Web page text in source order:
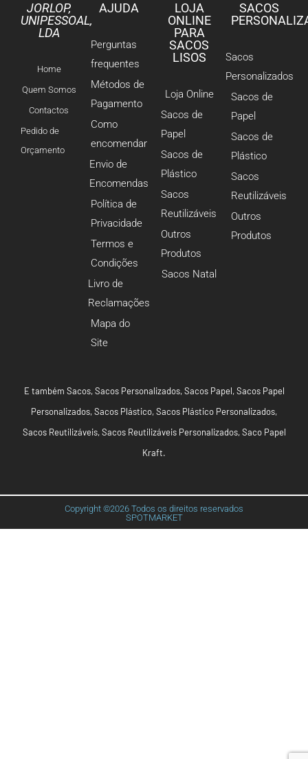
JORLOP,
UNIPESSOAL,
LDA
Home
Quem Somos
Contactos
Pedido de
Orçamento
AJUDA
Perguntas
frequentes
Métodos de
Pagamento
Como
encomendar
Envio de
Encomendas
Política de
Privacidade
Termos e
Condições
Livro de
Reclamações
Mapa do
Site
LOJA
ONLINE
PARA
SACOS
LISOS
Loja Online
Sacos de
Papel
Sacos de
Plástico
Sacos
Reutilizáveis
Outros
Produtos
Sacos Natal
SACOS
Sacos
Personalizados
Sacos de
Papel
Sacos de
Plástico
Sacos
Reutilizáveis
Outros
Produtos
E também Sacos,Sacos Personalizados,Sacos Papel,Sacos Papel
Personalizados,Sacos Plástico,Sacos Plástico Personalizados,
Sacos Reutilizáveis,Sacos Reutilizáveis Personalizados,Saco Papel
Kraft.
Copyright ©2026 Todos os direitos reservados
SPOTMARKET